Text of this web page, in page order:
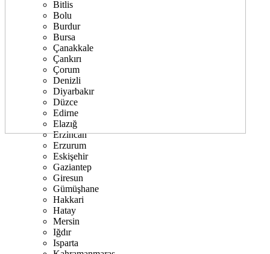
Bitlis
Bolu
Burdur
Bursa
Çanakkale
Çankırı
Çorum
Denizli
Diyarbakır
Düzce
Edirne
Elazığ
Erzincan
Erzurum
Eskişehir
Gaziantep
Giresun
Gümüşhane
Hakkari
Hatay
Mersin
Iğdır
Isparta